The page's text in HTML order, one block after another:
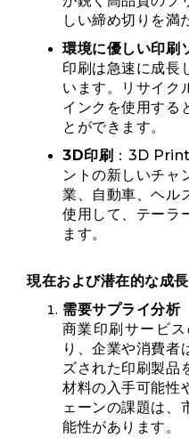
しい締め切りを満
環境に優しい印刷
印刷は急速に成長
います。リサイク
インクを使用する
とができます。
3D印刷 ：3D
ントの新しいチャ
業、自動車、ヘル
使用して、テーラ
ます。
現在および潜在的な成
需要サプライ分析
商業印刷サービ
り、企業や消費者
ズされた印刷製品
材料の入手可能性
ェーンの課題は、
能性があります。